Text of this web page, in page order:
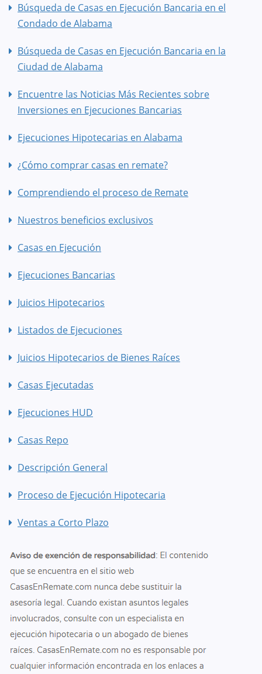
Búsqueda de Casas en Ejecución Bancaria en el
Condado de Alabama
Búsqueda de Casas en Ejecución Bancaria en la
Ciudad de Alabama
Encuentre las Noticias Más Recientes sobre
Inversiones en Ejecuciones Bancarias
Ejecuciones Hipotecarias en Alabama
¿Cómo comprar casas en remate?
Comprendiendo el proceso de Remate
Nuestros beneficios exclusivos
Casas en Ejecución
Ejecuciones Bancarias
Juicios Hipotecarios
Listados de Ejecuciones
Juicios Hipotecarios de Bienes Raíces
Casas Ejecutadas
Ejecuciones HUD
Casas Repo
Descripción General
Proceso de Ejecución Hipotecaria
Ventas a Corto Plazo